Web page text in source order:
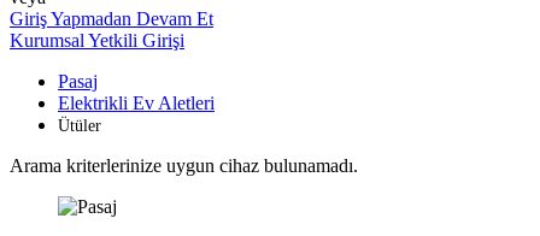
Giriş Yapmadan Devam Et
Kurumsal Yetkili Girişi
Pasaj
Elektrikli Ev Aletleri
Ütüler
Arama kriterlerinize uygun cihaz bulunamadı.